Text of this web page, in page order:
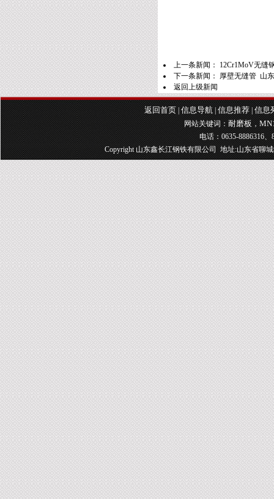
上一条新闻：
12Cr1MoV无缝
下一条新闻：
厚壁无缝管 山
返回上级新闻
返回首页|信息导航|信息推荐|信息
网站关键词：耐磨板，
电话：0635-8886316
Copyright 山东鑫长江钢铁有限公司 地址:山东省聊